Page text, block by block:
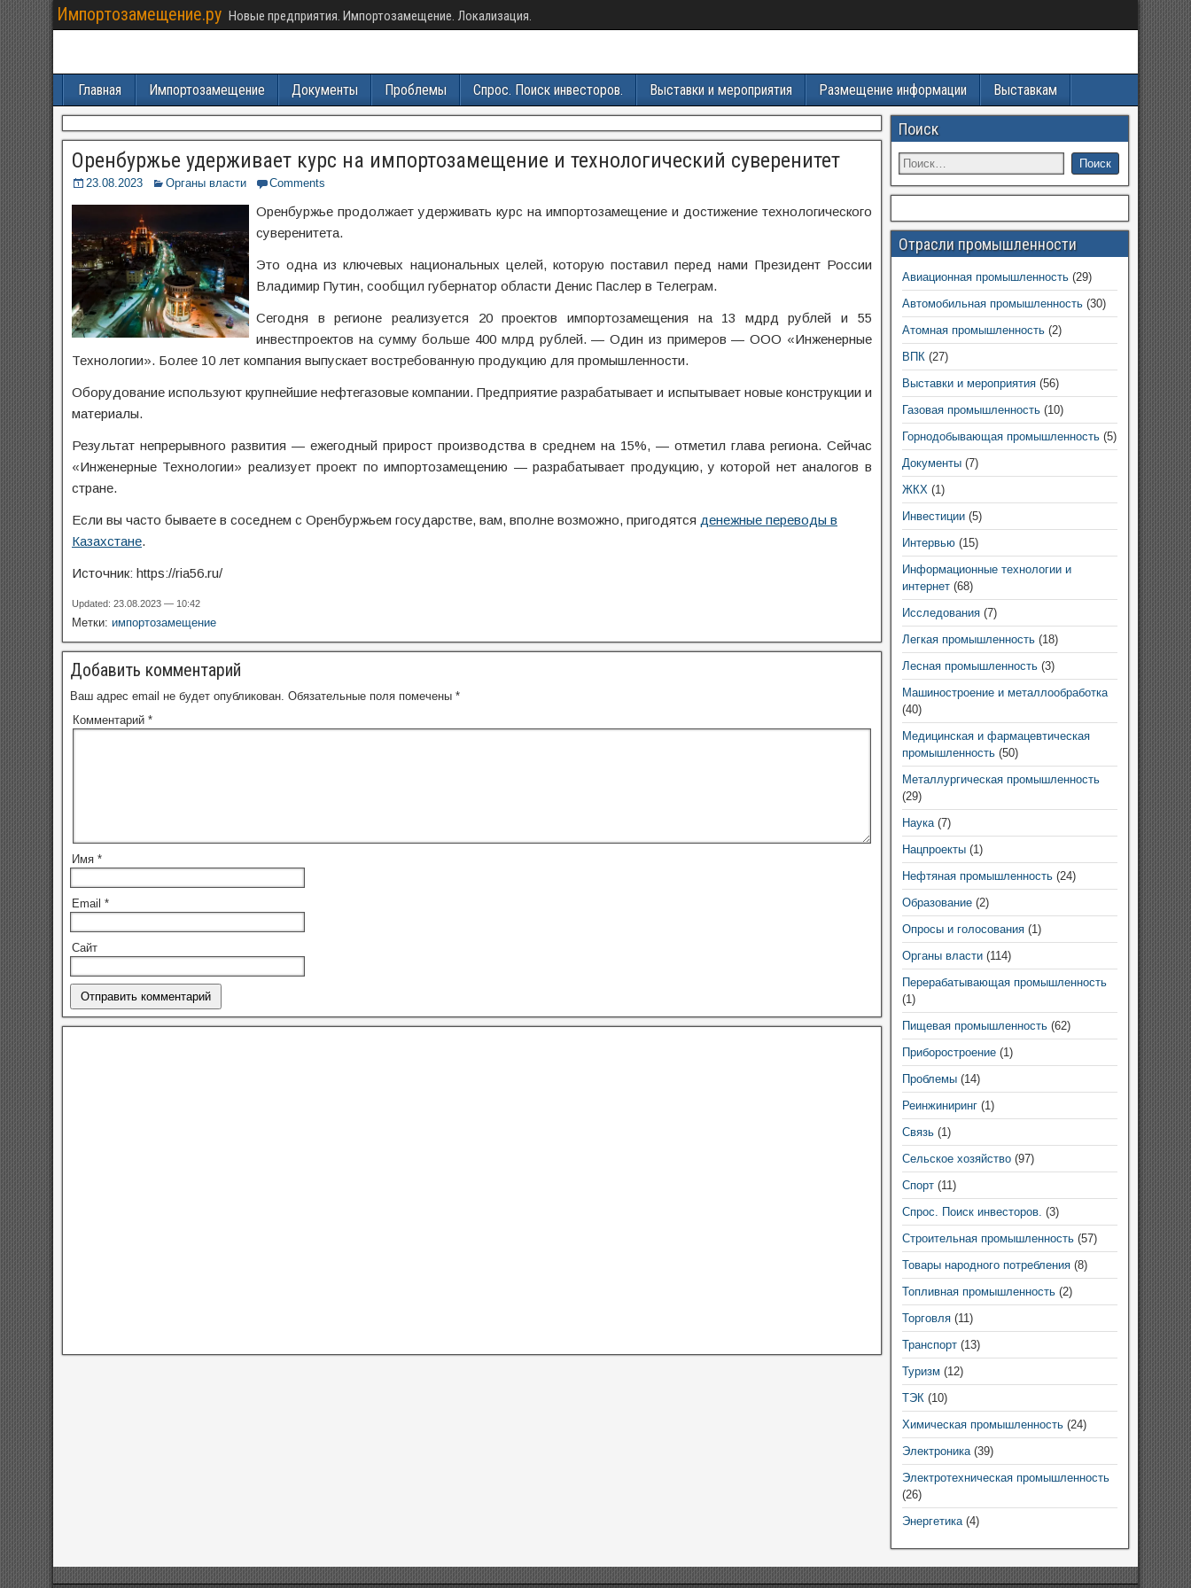
Импортозамещение.ру Новые предприятия. Импортозамещение. Локализация.
Главная Импортозамещение Документы Проблемы Спрос. Поиск инвесторов. Выставки и мероприятия Размещение информации Выставкам
Оренбуржье удерживает курс на импортозамещение и технологический суверенитет
23.08.2023 Органы власти Comments
Оренбуржье продолжает удерживать курс на импортозамещение и достижение технологического
суверенитета.
Это одна из ключевых национальных целей, которую поставил перед нами Президент России
Владимир Путин, сообщил губернатор области Денис Паслер в Телеграм.
Сегодня в регионе реализуется 20 проектов импортозамещения на 13 мдрд рублей и 55
инвестпроектов на сумму больше 400 млрд рублей. — Один из примеров — ООО «Инженерные
Технологии». Более 10 лет компания выпускает востребованную продукцию для промышленности.
Оборудование используют крупнейшие нефтегазовые компании. Предприятие разрабатывает и испытывает новые конструкции и
материалы.
Результат непрерывного развития — ежегодный прирост производства в среднем на 15%, — отметил глава региона. Сейчас
«Инженерные Технологии» реализует проект по импортозамещению — разрабатывает продукцию, у которой нет аналогов в
стране.
Если вы часто бываете в соседнем с Оренбуржьем государстве, вам, вполне возможно, пригодятся денежные переводы в
Казахстане.
Источник: https://ria56.ru/
Updated: 23.08.2023 — 10:42
Метки: импортозамещение
Добавить комментарий
Ваш адрес email не будет опубликован. Обязательные поля помечены *
Комментарий *
Имя *
Email *
Сайт
Поиск
Отрасли промышленности
Авиационная промышленность(29)
Автомобильная промышленность(30)
Атомная промышленность(2)
ВПК(27)
Выставки и мероприятия(56)
Газовая промышленность(10)
Горнодобывающая промышленность(5)
Документы(7)
ЖКХ(1)
Инвестиции(5)
Интервью(15)
Информационные технологии и
интернет(68)
Исследования(7)
Легкая промышленность(18)
Лесная промышленность(3)
Машиностроение и металлообработка
(40)
Медицинская и фармацевтическая
промышленность(50)
Металлургическая промышленность
(29)
Наука(7)
Нацпроекты(1)
Нефтяная промышленность(24)
Образование(2)
Опросы и голосования(1)
Органы власти(114)
Перерабатывающая промышленность
(1)
Пищевая промышленность(62)
Приборостроение(1)
Проблемы(14)
Реинжиниринг(1)
Связь(1)
Сельское хозяйство(97)
Спорт(11)
Спрос. Поиск инвесторов. (3)
Строительная промышленность(57)
Товары народного потребления(8)
Топливная промышленность(2)
Торговля(11)
Транспорт(13)
Туризм (12)
ТЭК(10)
Химическая промышленность(24)
Электроника(39)
Электротехническая промышленность
(26)
Энергетика(4)